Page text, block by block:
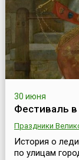
30 июня
Фестиваль
Праздники
История о
по улицам